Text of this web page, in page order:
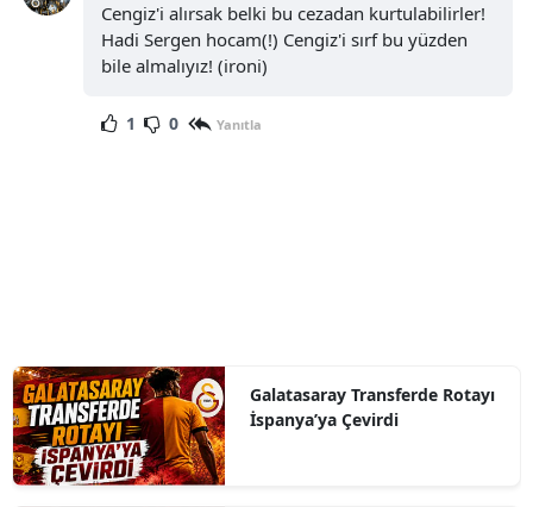
Cengiz'i alırsak belki bu cezadan kurtulabilirler!
Hadi Sergen hocam(!) Cengiz'i sırf bu yüzden
bile almalıyız! (ironi)
1 0 Yanıtla
Galatasaray Transferde Rotayı
İspanya’ya Çevirdi